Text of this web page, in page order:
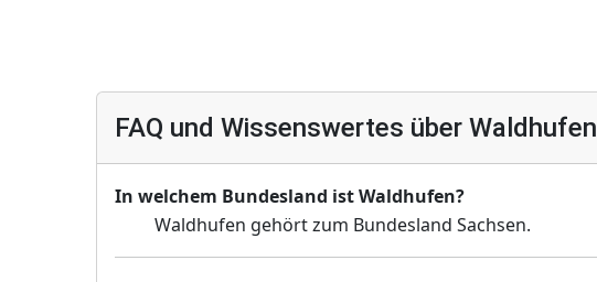
FAQ und Wissenswertes über Waldhufen
In welchem Bundesland ist Waldhufen?
Waldhufen gehört zum Bundesland Sachsen.